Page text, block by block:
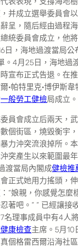
并成立選舉委員會
呈，隨后經由過程
統委員會成立，他
日，海地過渡當局公
。4月25日，海地過
宣布正式告退。在
·帕特里克·博伊斯韋
一般勞工健檢局成立。
員會成立后兩天，
個街區，燒毀衡宇
力沖突流浪掉所。
突產生以來範圍最
渡當局內閣成健檢推
正式她用力搖頭，
“娘親，你感覺怎麼
著吧。” ” 已經讓接
名理事成員中有4人
康檢查主席。5月10
個格雷西爾沿海社區